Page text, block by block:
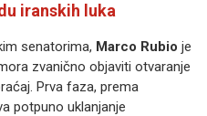
iranskih luka
senatorima, Marco Rubio je
zvanično objaviti otvaranje
Prva faza, prema
potpuno uklanjanje